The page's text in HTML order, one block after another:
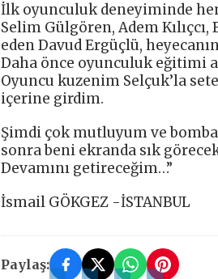
İlk oyunculuk deneyiminde
Selim Gülgören, Adem
eden Davud Ergüçlü,
Daha önce oyunculuk eğitimi
Oyuncu kuzenim Selçuk’la
içerine girdim.
Şimdi çok mutluyum ve
sonra beni ekranda sık
Devamını getireceğim…”
İsmail GÖKGEZ -İSTANBUL
Paylaş: